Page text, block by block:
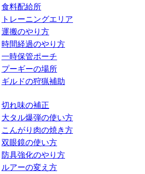
食料配給所
トレーニングエリア
運搬のやり方
時間経過のやり方
一時保管ポーチ
プーギーの場所
ギルドの狩猟補助
切れ味の補正
大タル爆弾の使い方
こんがり肉の焼き方
双眼鏡の使い方
防具強化のやり方
ルアーの変え方